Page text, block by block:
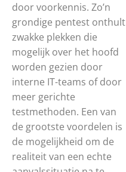
door voorkennis. Zo’n
grondige pentest onthult
zwakke plekken die
mogelijk over het hoofd
worden gezien door
interne IT-teams of door
meer gerichte
testmethoden. Een van
de grootste voordelen is
de mogelijkheid om de
realiteit van een echte